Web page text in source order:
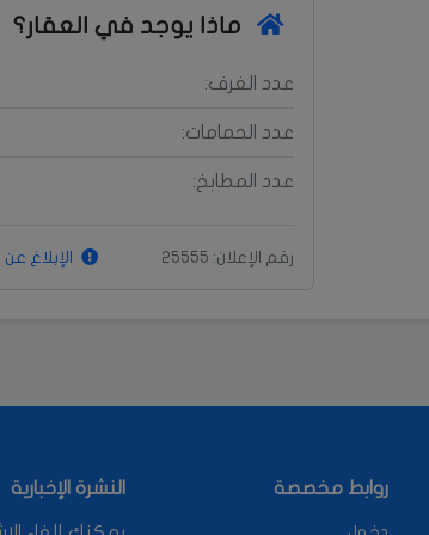
ماذا يوجد في العقار؟
عدد الغرف:
عدد الحمامات:
عدد المطابخ:
رقم الإعلان: 25555 الإبلاغ
روابط مخصصة النشرة الإخبارية